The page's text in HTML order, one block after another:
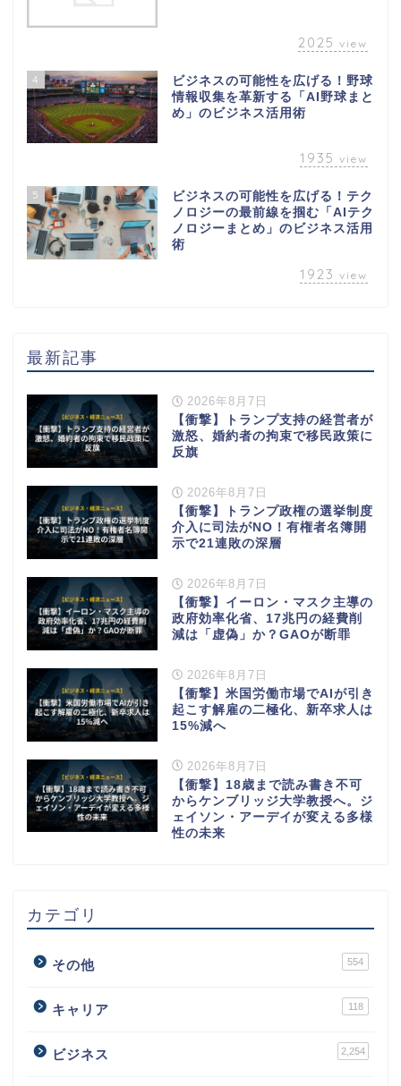
2025 view
4
ビジネスの可能性を広げる！野球
情報収集を革新する「AI野球まと
め」のビジネス活用術
1935 view
5
ビジネスの可能性を広げる！テク
ノロジーの最前線を掴む「AIテク
ノロジーまとめ」のビジネス活用
術
1923 view
最新記事
2026年8月7日
【衝撃】トランプ支持の経営者が
激怒、婚約者の拘束で移民政策に
反旗
2026年8月7日
【衝撃】トランプ政権の選挙制度
介入に司法がNO！有権者名簿開
示で21連敗の深層
2026年8月7日
【衝撃】イーロン・マスク主導の
政府効率化省、17兆円の経費削
減は「虚偽」か？GAOが断罪
2026年8月7日
【衝撃】米国労働市場でAIが引き
起こす解雇の二極化、新卒求人は
15%減へ
2026年8月7日
【衝撃】18歳まで読み書き不可
からケンブリッジ大学教授へ。ジ
ェイソン・アーデイが変える多様
性の未来
カテゴリ
その他 554
キャリア 118
ビジネス 2,254